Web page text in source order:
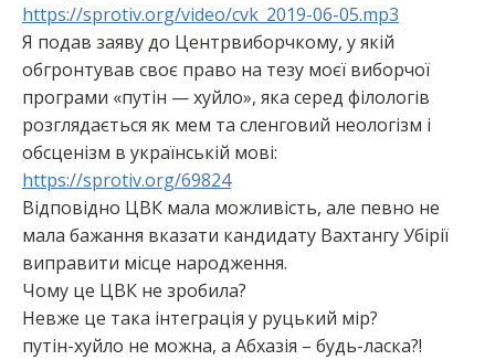
https://sprotiv.org/video/cvk_2019-06-05.mp3
Я подав заяву до Центрвиборчкому, у якій
обгронтував своє право на тезу моєї виборчої
програми «путін — хуйло», яка серед філологів
розглядається як мем та сленговий неологізм і
обсценізм в українській мові:
https://sprotiv.org/69824
Відповідно ЦВК мала можливість, але певно не
мала бажання вказати кандидату Вахтангу Убірії
виправити місце народження.
Чому це ЦВК не зробила?
Невже це така інтеграція у руцький мір?
путін-хуйло не можна, а Абхазія – будь-ласка?!